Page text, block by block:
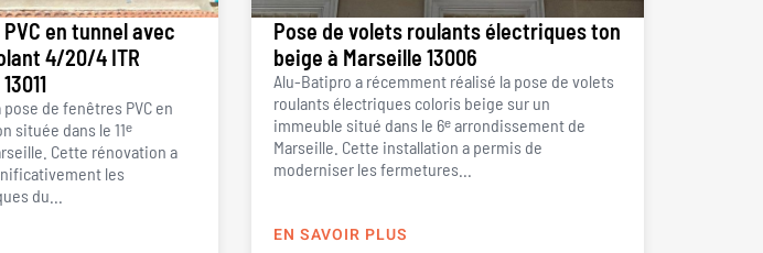
en tunnel avec
4/20/4 ITR
de fenêtres PVC en
située dans le 11ᵉ
Cette rénovation a
les
du...
Pose de volets roulants électriques ton
beige à Marseille 13006
Alu-Batipro a récemment réalisé la pose de volets
roulants électriques coloris beige sur un
immeuble situé dans le 6ᵉ arrondissement de
Marseille. Cette installation a permis de
moderniser les fermetures...
EN SAVOIR PLUS